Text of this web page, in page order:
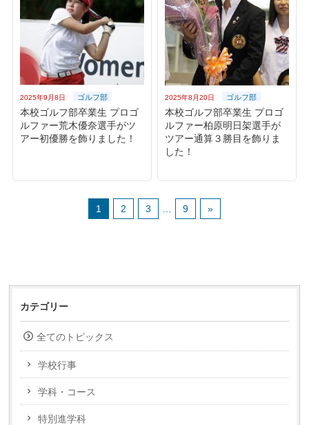
2025年9月8日 ゴルフ部
本校ゴルフ部卒業生 プロゴ
ルファー荒木優奈選手がツ
アー初優勝を飾りました！
2025年8月20日 ゴルフ部
本校ゴルフ部卒業生 プロゴ
ルファー柏原明日架選手が
ツアー通算３勝目を飾りま
した！
1 2 3 9 »
カテゴリー
全てのトピックス
学校行事
学科・コース
特別進学科